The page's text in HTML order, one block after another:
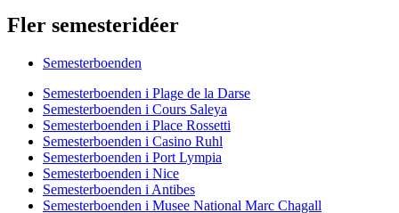
Fler semesteridéer
Semesterboenden
Semesterboenden i Plage de la Darse
Semesterboenden i Cours Saleya
Semesterboenden i Place Rossetti
Semesterboenden i Casino Ruhl
Semesterboenden i Port Lympia
Semesterboenden i Nice
Semesterboenden i Antibes
Semesterboenden i Musee National Marc Chagall